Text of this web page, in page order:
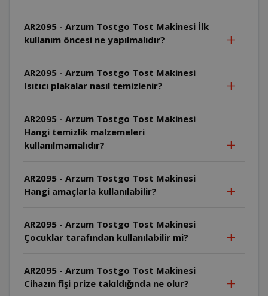
AR2095 - Arzum Tostgo Tost Makinesi İlk
kullanım öncesi ne yapılmalıdır?
AR2095 - Arzum Tostgo Tost Makinesi
Isıtıcı plakalar nasıl temizlenir?
AR2095 - Arzum Tostgo Tost Makinesi
Hangi temizlik malzemeleri
kullanılmamalıdır?
AR2095 - Arzum Tostgo Tost Makinesi
Hangi amaçlarla kullanılabilir?
AR2095 - Arzum Tostgo Tost Makinesi
Çocuklar tarafından kullanılabilir mi?
AR2095 - Arzum Tostgo Tost Makinesi
Cihazın fişi prize takıldığında ne olur?